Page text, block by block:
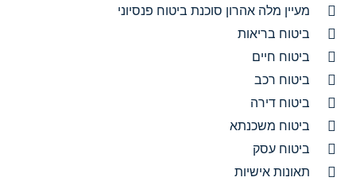
מעיין מלה אהרון סוכנת ביטוח פנסיוני
ביטוח בריאות
ביטוח חיים
ביטוח רכב
ביטוח דירה
ביטוח משכנתא
ביטוח עסק
תאונות אישיות